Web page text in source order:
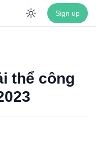
Enable
Sign up
thể công